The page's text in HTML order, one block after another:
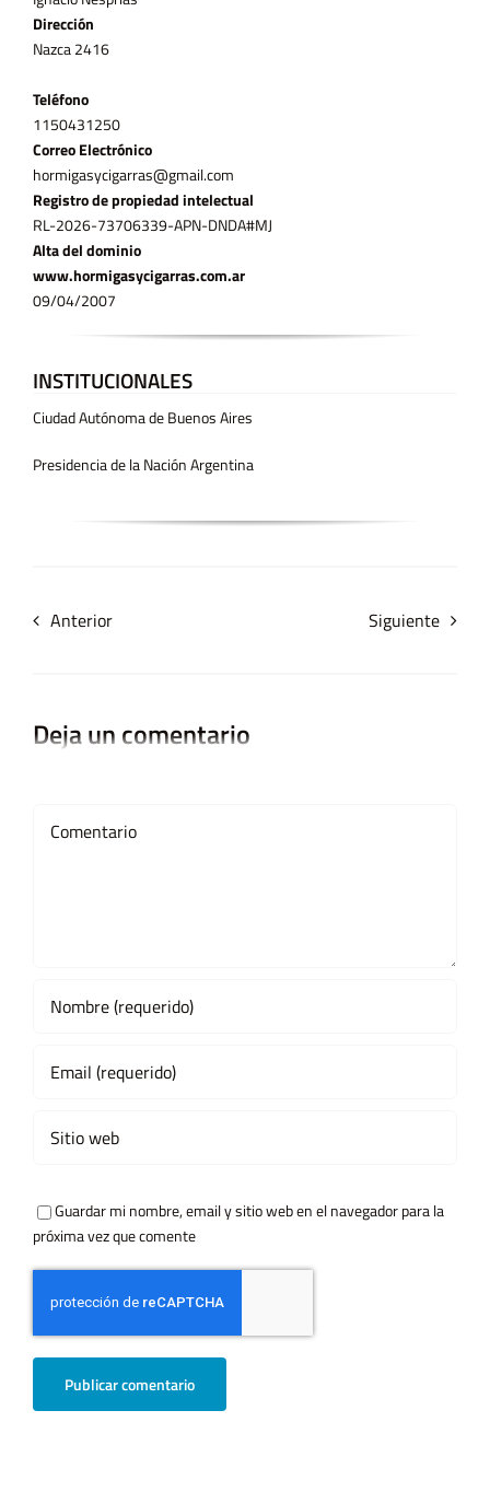
Dirección
Nazca 2416
Teléfono
11­50431250
Correo Electrónico
hormigasycigarras@gmail.com
Registro de propiedad intelectual
RL-2026-73706339-APN-DNDA#MJ
Alta del dominio
www.hormigasycigarras.com.ar
09/04/2007
INSTITUCIONALES
Ciudad Autónoma de Buenos Aires
Presidencia de la Nación Argentina
Anterior Siguiente
Deja un comentario
Guardar mi nombre, email y sitio web en el navegador para la
próxima vez que comente